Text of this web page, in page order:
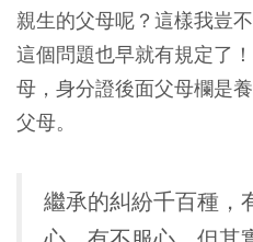
親生的父母呢？這樣我豈
這個問題也早就有規定了
母，身分證後面父母欄是
父母。
繼承的糾紛千百種，